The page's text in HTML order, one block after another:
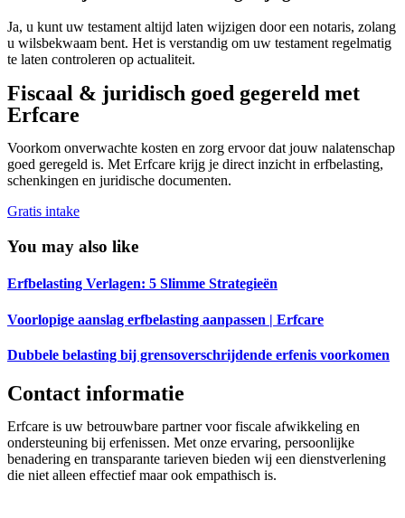
Ja, u kunt uw testament altijd laten wijzigen door een notaris, zolang
u wilsbekwaam bent. Het is verstandig om uw testament regelmatig
te laten controleren op actualiteit.
Fiscaal & juridisch goed gegereld met
Erfcare
Voorkom onverwachte kosten en zorg ervoor dat jouw nalatenschap
goed geregeld is. Met Erfcare krijg je direct inzicht in erfbelasting,
schenkingen en juridische documenten.
Gratis intake
You may also like
Erfbelasting Verlagen: 5 Slimme Strategieën
Voorlopige aanslag erfbelasting aanpassen | Erfcare
Dubbele belasting bij grensoverschrijdende erfenis voorkomen
Contact informatie
Erfcare is uw betrouwbare partner voor fiscale afwikkeling en
ondersteuning bij erfenissen. Met onze ervaring, persoonlijke
benadering en transparante tarieven bieden wij een dienstverlening
die niet alleen effectief maar ook empathisch is.